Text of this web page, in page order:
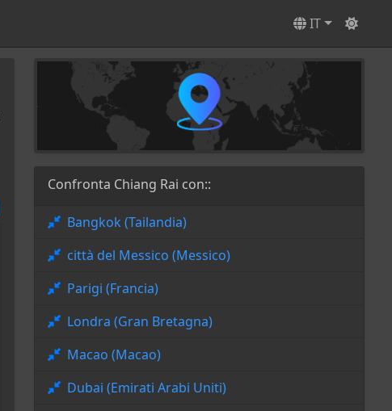
IT
Confronta Chiang Rai con::
Bangkok (Tailandia)
città del Messico (Messico)
Parigi (Francia)
Londra (Gran Bretagna)
Macao (Macao)
Dubai (Emirati Arabi Uniti)